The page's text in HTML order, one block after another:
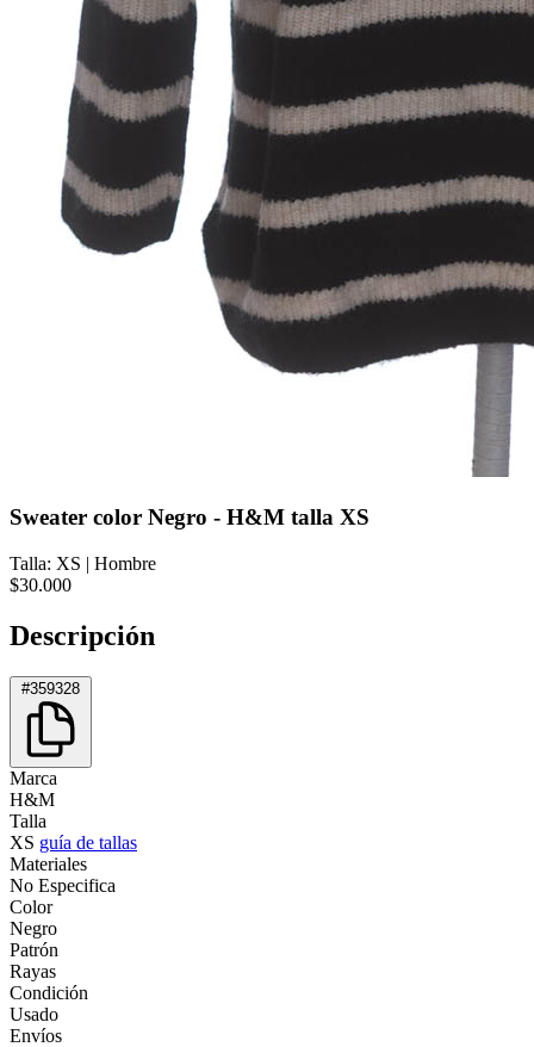
Sweater color Negro - H&M talla XS
Talla: XS | Hombre
$30.000
Descripción
#359328
Marca
H&M
Talla
XS guía de tallas
Materiales
No Especifica
Color
Negro
Patrón
Rayas
Condición
Usado
Envíos